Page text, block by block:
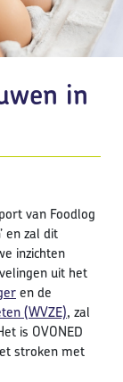
in
van Foodlog
en zal dit
inzichten
uit het
en de
(WVZE), zal
is OVONED
stroken met